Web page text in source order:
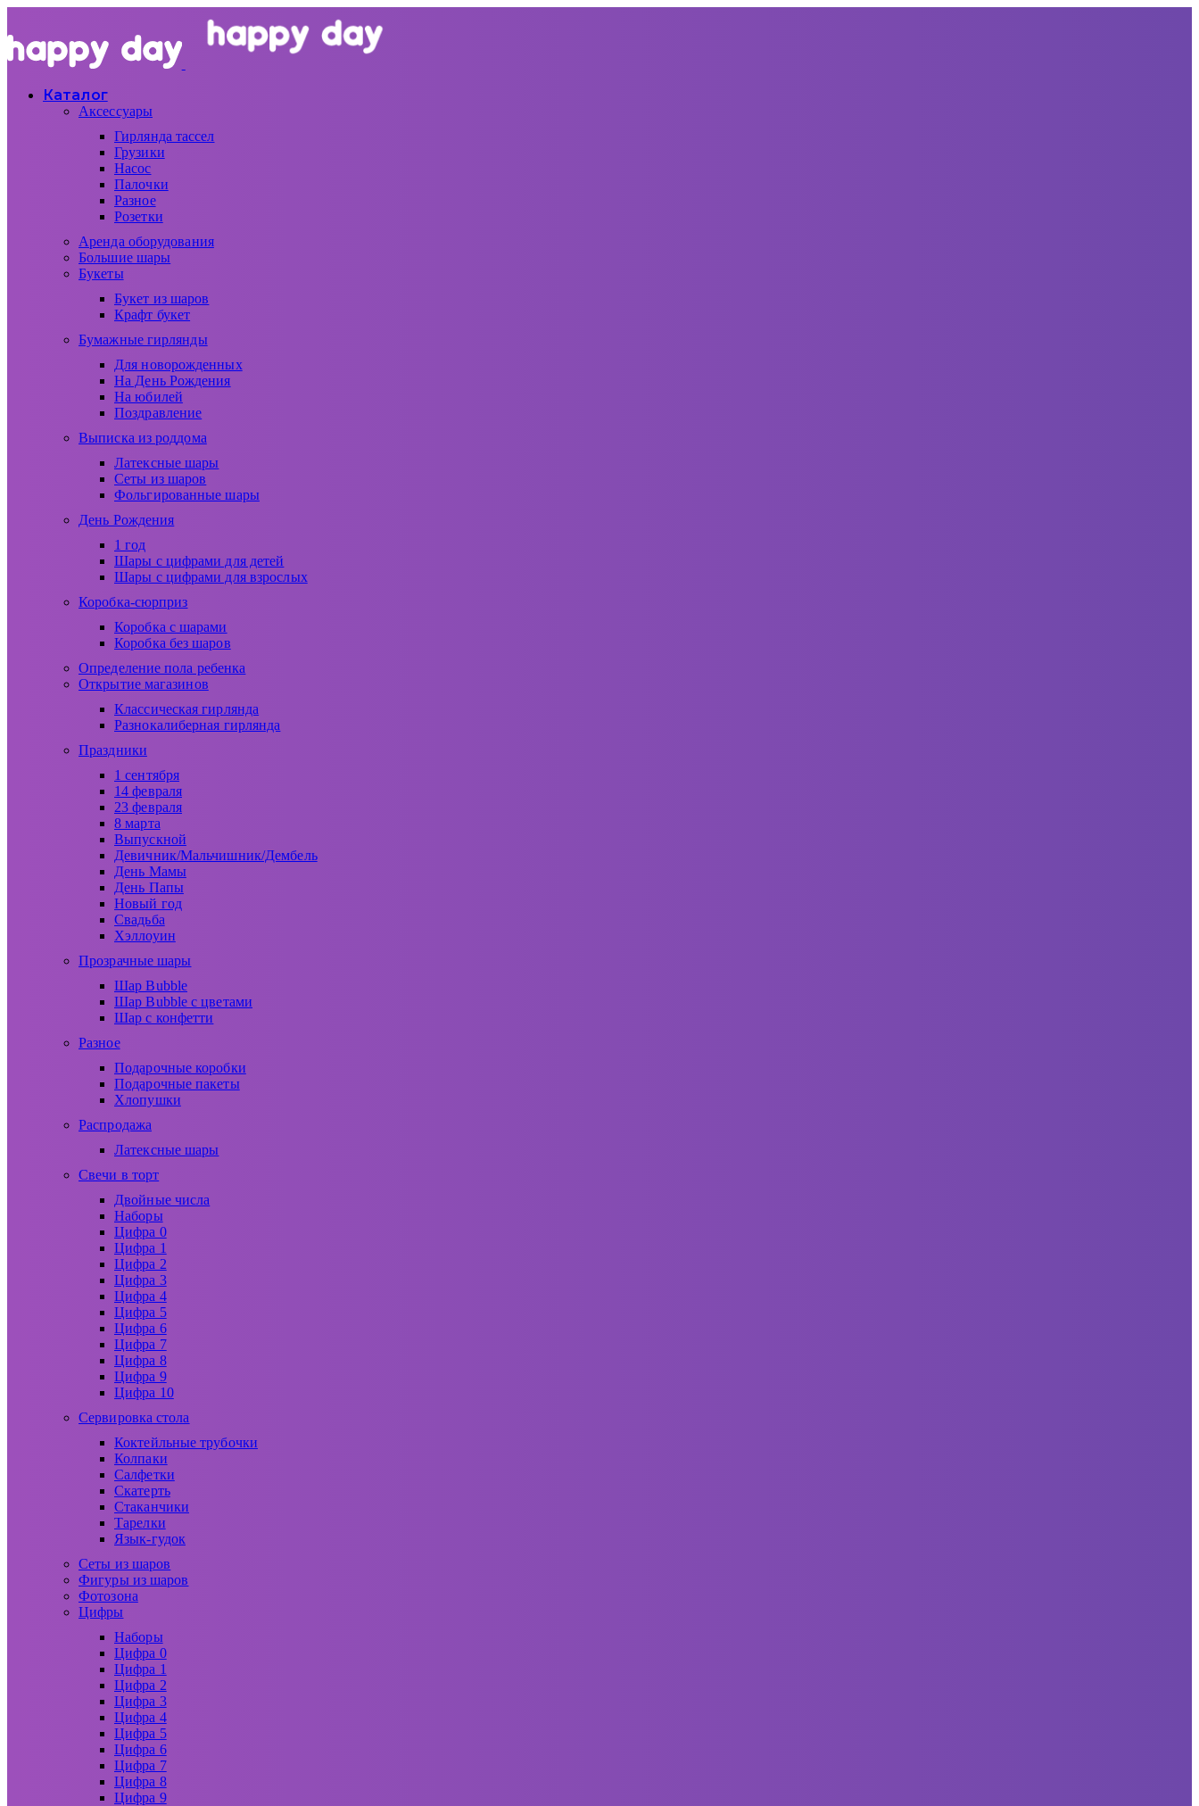
Каталог
Аксессуары
Гирлянда тассел
Грузики
Насос
Палочки
Разное
Розетки
Аренда оборудования
Большие шары
Букеты
Букет из шаров
Крафт букет
Бумажные гирлянды
Для новорожденных
На День Рождения
На юбилей
Поздравление
Выписка из роддома
Латексные шары
Сеты из шаров
Фольгированные шары
День Рождения
1 год
Шары с цифрами для детей
Шары с цифрами для взрослых
Коробка-сюрприз
Коробка с шарами
Коробка без шаров
Определение пола ребенка
Открытие магазинов
Классическая гирлянда
Разнокалиберная гирлянда
Праздники
1 сентября
14 февраля
23 февраля
8 марта
Выпускной
Девичник/Мальчишник/Дембель
День Мамы
День Папы
Новый год
Свадьба
Хэллоуин
Прозрачные шары
Шар Bubble
Шар Bubble с цветами
Шар с конфетти
Разное
Подарочные коробки
Подарочные пакеты
Хлопушки
Распродажа
Латексные шары
Свечи в торт
Двойные числа
Наборы
Цифра 0
Цифра 1
Цифра 2
Цифра 3
Цифра 4
Цифра 5
Цифра 6
Цифра 7
Цифра 8
Цифра 9
Цифра 10
Сервировка стола
Коктейльные трубочки
Колпаки
Салфетки
Скатерть
Стаканчики
Тарелки
Язык-гудок
Сеты из шаров
Фигуры из шаров
Фотозона
Цифры
Наборы
Цифра 0
Цифра 1
Цифра 2
Цифра 3
Цифра 4
Цифра 5
Цифра 6
Цифра 7
Цифра 8
Цифра 9